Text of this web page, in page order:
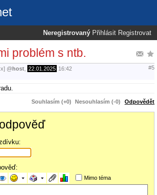
Neregistrovaný Přihlásit Registrovat
problém s ntb.
@host 22.01.2025 16:42 #5
Souhlasím (+0) Nesouhlasím (-0) Odpovědět
Mimo téma